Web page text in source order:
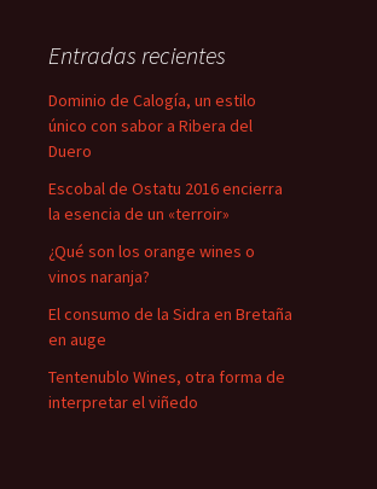
Entradas recientes
Dominio de Calogía, un estilo
único con sabor a Ribera del
Duero
Escobal de Ostatu 2016 encierra
la esencia de un «terroir»
¿Qué son los orange wines o
vinos naranja?
El consumo de la Sidra en Bretaña
en auge
Tentenublo Wines, otra forma de
interpretar el viñedo